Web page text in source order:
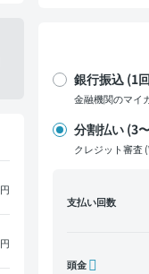
円
円
銀行振込 (1
金融機関のマイ
分割払い (3
クレジット審査
支払い回数
頭金